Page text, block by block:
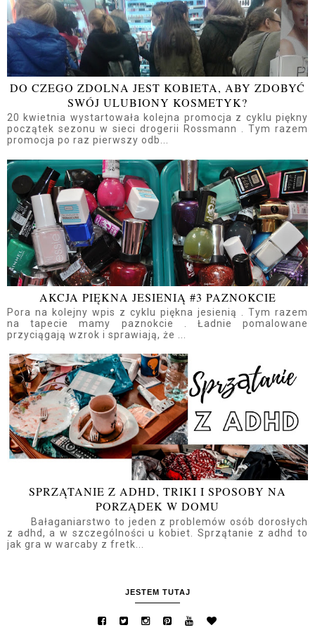
DO CZEGO ZDOLNA JEST KOBIETA, ABY ZDOBYĆ
SWÓJ ULUBIONY KOSMETYK?
20 kwietnia wystartowała kolejna promocja z cyklu piękny
początek sezonu w sieci drogerii Rossmann . Tym razem
promocja po raz pierwszy odb...
AKCJA PIĘKNA JESIENIĄ #3 PAZNOKCIE
Pora na kolejny wpis z cyklu piękna jesienią . Tym razem
na tapecie mamy paznokcie . Ładnie pomalowane
przyciągają wzrok i sprawiają, że ...
SPRZĄTANIE Z ADHD, TRIKI I SPOSOBY NA
PORZĄDEK W DOMU
Bałaganiarstwo to jeden z problemów osób dorosłych
z adhd, a w szczególności u kobiet. Sprzątanie z adhd to
jak gra w warcaby z fretk...
JESTEM TUTAJ